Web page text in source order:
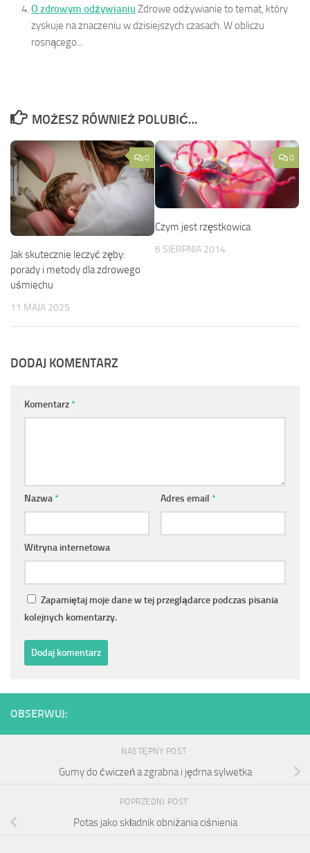
O zdrowym odżywianiuZdrowe odżywianie to temat, który
zyskuje na znaczeniu w dzisiejszych czasach. W obliczu
rosnącego...
MOŻESZ RÓWNIEŻ POLUBIĆ…
0
Jak skutecznie leczyć zęby:
porady i metody dla zdrowego
uśmiechu
11 MAJA 2025
0
Czym jest rzęstkowica
6 SIERPNIA 2014
DODAJ KOMENTARZ
Komentarz*
Nazwa* Adres email *
Witryna internetowa
Zapamiętaj moje dane w tej przeglądarce podczas pisania
kolejnych komentarzy.
OBSERWUJ:
NASTĘPNY POST
Gumy do ćwiczeń a zgrabna i jędrna sylwetka
POPRZEDNI POST
Potas jako składnik obniżania ciśnienia